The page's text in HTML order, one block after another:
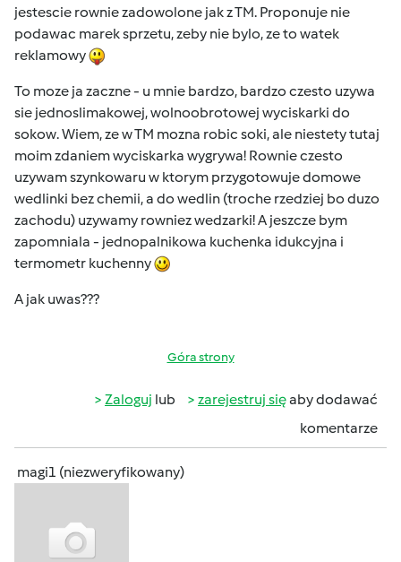
jestescie rownie zadowolone jak z TM. Proponuje nie
podawac marek sprzetu, zeby nie bylo, ze to watek
reklamowy
To moze ja zaczne - u mnie bardzo, bardzo czesto uzywa
sie jednoslimakowej, wolnoobrotowej wyciskarki do
sokow. Wiem, ze w TM mozna robic soki, ale niestety tutaj
moim zdaniem wyciskarka wygrywa! Rownie czesto
uzywam szynkowaru w ktorym przygotowuje domowe
wedlinki bez chemii, a do wedlin (troche rzedziej bo duzo
zachodu) uzywamy rowniez wedzarki! A jeszcze bym
zapomniala - jednopalnikowa kuchenka idukcyjna i
termometr kuchenny
A jak uwas???
Góra strony
Zaloguj lub zarejestruj sięaby dodawać
komentarze
magi1 (niezweryfikowany)